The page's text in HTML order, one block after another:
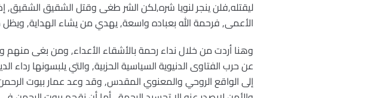
ليقتله,فلن ينجر لنويا شره,لكن الشر طغى وقتل الشقيق الشقيق,
الأعمى, فرحمة الله بعباده واسعة, يهدي من يشاء الهداية, ويظل
وهنا أردت من خلال نداء رحمة بالأشقاء الأعداء, ومن بغى منهم
عن حرب الفتاوى الدنيوية السياسية الحزبية, والتي يلبسونها
إلى الواقع الروحي والمعنوي المقدس, وقد وعد عمار بيوت